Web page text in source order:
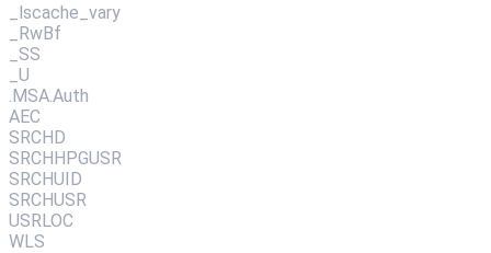
_lscache_vary
_RwBf
_SS
_U
.MSA.Auth
AEC
SRCHD
SRCHHPGUSR
SRCHUID
SRCHUSR
USRLOC
WLS